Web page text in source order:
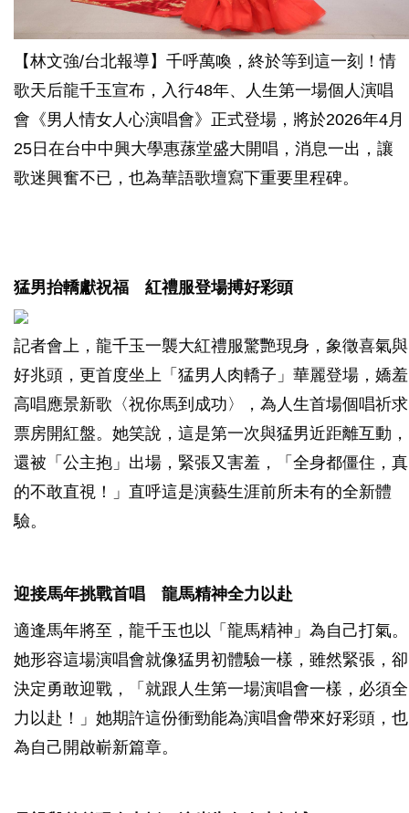
【林文強/台北報導】千呼萬喚，終於等到這一刻！情
歌天后龍千玉宣布，入行48年、人生第一場個人演唱
會《男人情女人心演唱會》正式登場，將於2026年4月
25日在台中中興大學惠蓀堂盛大開唱，消息一出，讓
歌迷興奮不已，也為華語歌壇寫下重要里程碑。
猛男抬轎獻祝福 紅禮服登場搏好彩頭
記者會上，龍千玉一襲大紅禮服驚艷現身，象徵喜氣與
好兆頭，更首度坐上「猛男人肉轎子」華麗登場，嬌羞
高唱應景新歌〈祝你馬到成功〉，為人生首場個唱祈求
票房開紅盤。她笑說，這是第一次與猛男近距離互動，
還被「公主抱」出場，緊張又害羞，「全身都僵住，真
的不敢直視！」直呼這是演藝生涯前所未有的全新體
驗。
迎接馬年挑戰首唱 龍馬精神全力以赴
適逢馬年將至，龍千玉也以「龍馬精神」為自己打氣。
她形容這場演唱會就像猛男初體驗一樣，雖然緊張，卻
決定勇敢迎戰，「就跟人生第一場演唱會一樣，必須全
力以赴！」她期許這份衝勁能為演唱會帶來好彩頭，也
為自己開啟嶄新篇章。